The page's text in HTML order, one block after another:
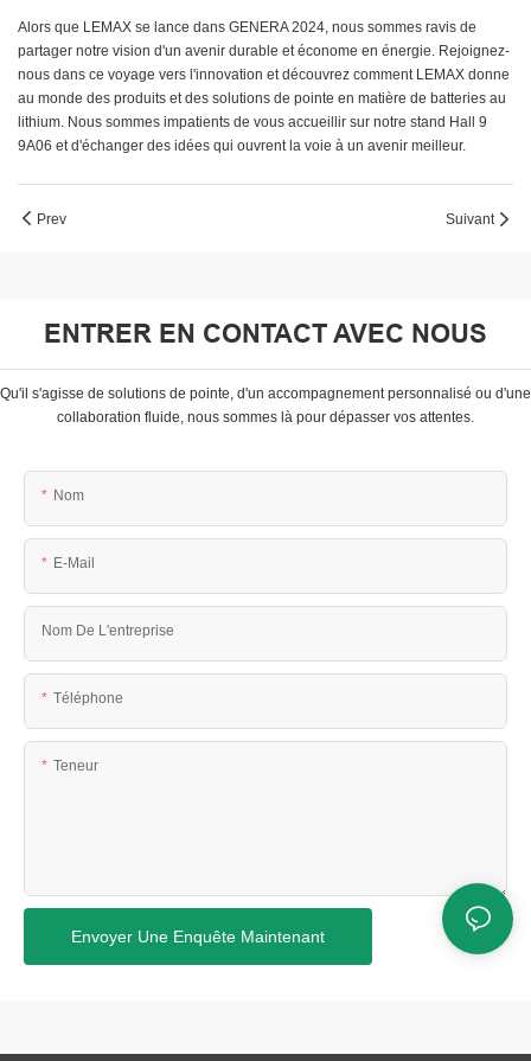
Alors que LEMAX se lance dans GENERA 2024, nous sommes ravis de
partager notre vision d'un avenir durable et économe en énergie. Rejoignez-
nous dans ce voyage vers l'innovation et découvrez comment LEMAX donne
au monde des produits et des solutions de pointe en matière de batteries au
lithium. Nous sommes impatients de vous accueillir sur notre stand Hall 9
9A06 et d'échanger des idées qui ouvrent la voie à un avenir meilleur.
Prev Suivant
ENTRER EN CONTACT AVEC NOUS
Qu'il s'agisse de solutions de pointe, d'un accompagnement personnalisé ou d'une
collaboration fluide, nous sommes là pour dépasser vos attentes.
Nom
E-Mail
Nom De L'entreprise
Téléphone
Teneur
Envoyer Une Enquête Maintenant